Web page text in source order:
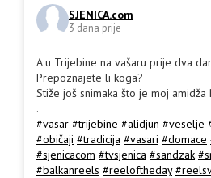
SJENICA.com
3 dana prije
A u Trijebine na vašaru prije dva
Prepoznajete li koga?
Stiže još snimaka što je moj amidža
.
#vasar #trijebine #alidjun #veselje
#običaji #tradicija #vasari #domace
#sjenicacom #tvsjenica #sandzak
#balkanreels #reeloftheday